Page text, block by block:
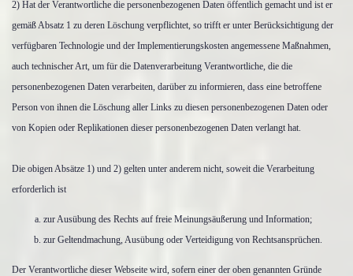
2) Hat der Verantwortliche die personenbezogenen Daten öffentlich gemacht und ist er
gemäß Absatz 1 zu deren Löschung verpflichtet, so trifft er unter Berücksichtigung der
verfügbaren Technologie und der Implementierungskosten angemessene Maßnahmen,
auch technischer Art, um für die Datenverarbeitung Verantwortliche, die die
personenbezogenen Daten verarbeiten, darüber zu informieren, dass eine betroffene
Person von ihnen die Löschung aller Links zu diesen personenbezogenen Daten oder
von Kopien oder Replikationen dieser personenbezogenen Daten verlangt hat.
Die obigen Absätze 1) und 2) gelten unter anderem nicht, soweit die Verarbeitung
erforderlich ist
zur Ausübung des Rechts auf freie Meinungsäußerung und Information;
zur Geltendmachung, Ausübung oder Verteidigung von Rechtsansprüchen.
Der Verantwortliche dieser Webseite wird, sofern einer der oben genannten Gründe